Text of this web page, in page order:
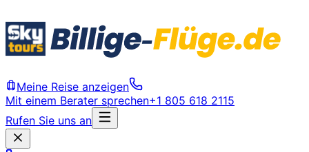
Meine Reise anzeigen
Mit einem Berater sprechen+1 805 618 2115
Rufen Sie uns an